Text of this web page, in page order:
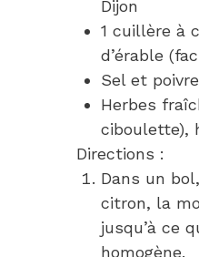
Dijon
1 cuillère à
d’érable
Sel et
Herbes
ciboulette),
Directions :
Dans un
citron, la
jusqu’à ce
homogène.